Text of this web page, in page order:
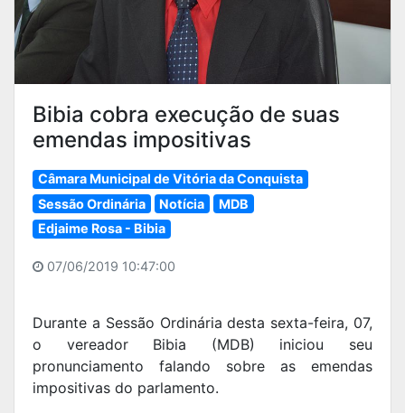
Bibia cobra execução de suas
emendas impositivas
Câmara Municipal de Vitória da Conquista
Sessão Ordinária
Notícia
MDB
Edjaime Rosa - Bibia
07/06/2019 10:47:00
Durante a Sessão Ordinária desta sexta-feira, 07,
o vereador Bibia (MDB) iniciou seu
pronunciamento falando sobre as emendas
impositivas do parlamento.